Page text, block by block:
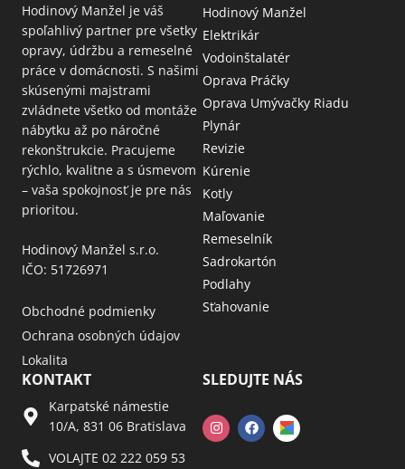
Hodinový Manžel je váš
spoľahlivý partner pre všetky
opravy, údržbu a remeselné
práce v domácnosti. S našimi
skúsenými majstrami
zvládnete všetko od montáže
nábytku až po náročné
rekonštrukcie. Pracujeme
rýchlo, kvalitne a s úsmevom
– vaša spokojnosť je pre nás
prioritou.
Hodinový Manžel s.r.o.
IČO: 51726971
Obchodné podmienky
Ochrana osobných údajov
Lokalita
Hodinový Manžel
Elektrikár
Vodoinštalatér
Oprava Práčky
Oprava Umývačky Riadu
Plynár
Revizie
Kúrenie
Kotly
Maľovanie
Remeselník
Sadrokartón
Podlahy
Sťahovanie
KONTAKT
Karpatské námestie
10/A, 831 06 Bratislava
VOLAJTE 02 222 059 53​
SLEDUJTE NÁS